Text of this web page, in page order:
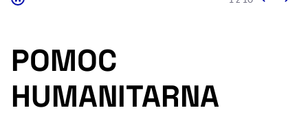
Sprawdź, jak i dlaczego zwiększamy dostępność, otwiera się w nowym
POMOC
HUMANITARNA